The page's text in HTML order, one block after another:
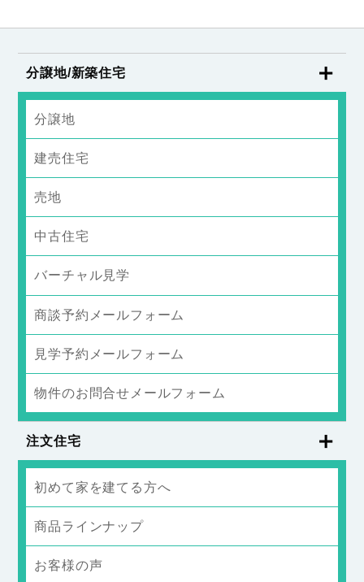
分譲地/新築住宅
分譲地
建売住宅
売地
中古住宅
バーチャル見学
商談予約メールフォーム
見学予約メールフォーム
物件のお問合せメールフォーム
注文住宅
初めて家を建てる方へ
商品ラインナップ
お客様の声